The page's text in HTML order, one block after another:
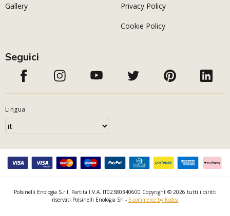
Gallery Privacy Policy
Cookie Policy
Seguici
Lingua
Polsinelli Enologia S.r.l. Partita I.V.A. IT02380340600 Copyright © 2026 tutti i diritti
riservati Polsinelli Enologia Srl - E-commerce by Kodea